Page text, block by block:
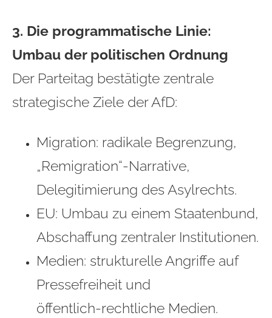
3. Die programmatische Linie:
Umbau der politischen Ordnung
Der Parteitag bestätigte zentrale
strategische Ziele der AfD:
Migration: radikale Begrenzung,
„Remigration“-Narrative,
Delegitimierung des Asylrechts.
EU: Umbau zu einem Staatenbund,
Abschaffung zentraler Institutionen.
Medien: strukturelle Angriffe auf
Pressefreiheit und
öffentlich‑rechtliche Medien.